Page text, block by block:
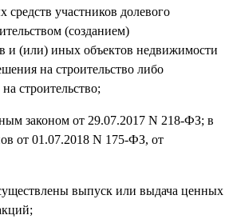
участников долевого
(созданием)
и (или) иных объектов недвижимости
на строительство либо
строительство;
законом от 29.07.2017 N 218-ФЗ; в
от 01.07.2018 N 175-ФЗ, от
выпуск или выдача ценных